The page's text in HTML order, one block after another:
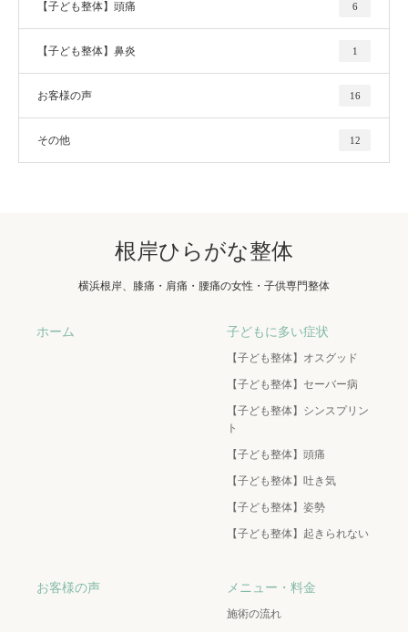
【子ども整体】頭痛 6
【子ども整体】鼻炎 1
お客様の声 16
その他 12
根岸ひらがな整体
横浜根岸、膝痛・肩痛・腰痛の女性・子供専門整体
ホーム 子どもに多い症状
【子ども整体】オスグッド
【子ども整体】セーバー病
【子ども整体】シンスプリン
ト
【子ども整体】頭痛
【子ども整体】吐き気
【子ども整体】姿勢
【子ども整体】起きられない
お客様の声 メニュー・料金
施術の流れ